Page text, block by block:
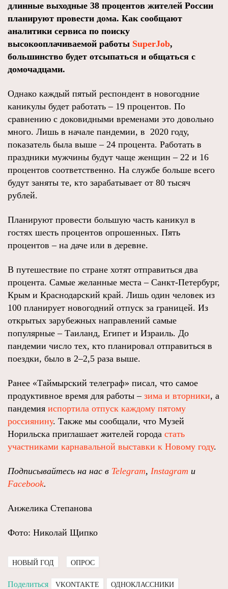
длинные выходные 38 процентов жителей России
планируют провести дома. Как сообщают
аналитики сервиса по поиску
высокооплачиваемой работы SuperJob,
большинство будет отсыпаться и общаться с
домочадцами.
Однако каждый пятый респондент в новогодние
каникулы будет работать – 19 процентов. По
сравнению с доковидными временами это довольно
много. Лишь в начале пандемии, в 2020 году,
показатель была выше – 24 процента. Работать в
праздники мужчины будут чаще женщин – 22 и 16
процентов соответственно. На службе больше всего
будут заняты те, кто зарабатывает от 80 тысяч
рублей.
Планируют провести большую часть каникул в
гостях шесть процентов опрошенных. Пять
процентов – на даче или в деревне.
В путешествие по стране хотят отправиться два
процента. Самые желанные места – Санкт-Петербург,
Крым и Краснодарский край. Лишь один человек из
100 планирует новогодний отпуск за границей. Из
открытых зарубежных направлений самые
популярные – Таиланд, Египет и Израиль. До
пандемии число тех, кто планировал отправиться в
поездки, было в 2–2,5 раза выше.
Ранее «Таймырский телеграф» писал, что самое
продуктивное время для работы – зима и вторники, а
пандемия испортила отпуск каждому пятому
россиянину. Также мы сообщали, что Музей
Норильска приглашает жителей города стать
участниками карнавальной выставки к Новому году.
Подписывайтесь на нас в Telegram, Instagram и
Facebook.
Анжелика Степанова
Фото: Николай Щипко
НОВЫЙ ГОД ОПРОС
Поделиться VKONTAKTE ОДНОКЛАССНИКИ